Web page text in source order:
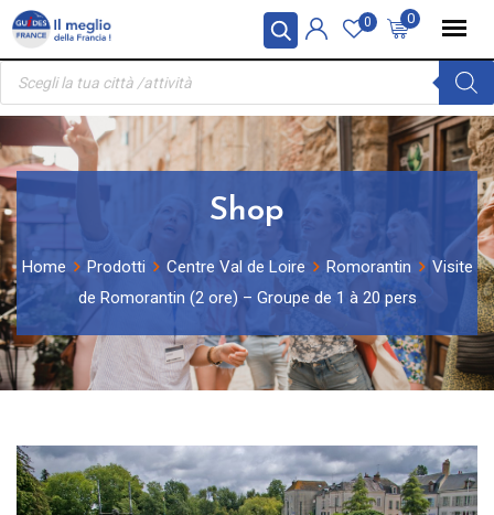
Pannello di gestione dei cookies
Skip
content
0
0
Ricerca
prodotti
Shop
Home Prodotti Centre Val de Loire Romorantin
Visite
de Romorantin (2 ore) – Groupe de 1 à 20 pers